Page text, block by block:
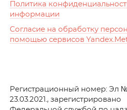
Политика
информации
Согласие на обработку
помощью сервисов
Регистрационный номер: Эл
23.03.2021., зарегистрировано